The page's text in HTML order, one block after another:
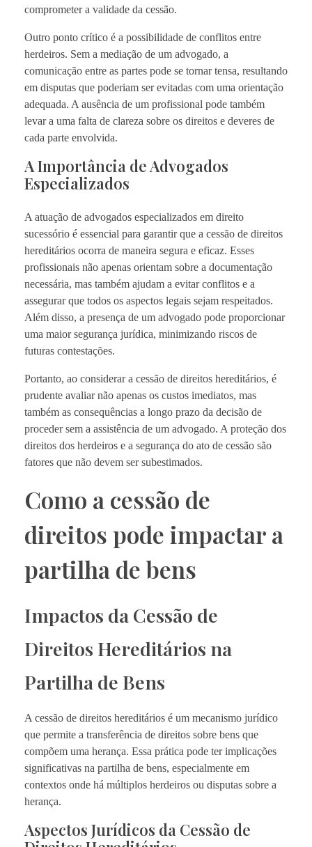
comprometer a validade da cessão.
Outro ponto crítico é a possibilidade de conflitos entre
herdeiros. Sem a mediação de um advogado, a
comunicação entre as partes pode se tornar tensa, resultando
em disputas que poderiam ser evitadas com uma orientação
adequada. A ausência de um profissional pode também
levar a uma falta de clareza sobre os direitos e deveres de
cada parte envolvida.
A Importância de Advogados
Especializados
A atuação de advogados especializados em direito
sucessório é essencial para garantir que a cessão de direitos
hereditários ocorra de maneira segura e eficaz. Esses
profissionais não apenas orientam sobre a documentação
necessária, mas também ajudam a evitar conflitos e a
assegurar que todos os aspectos legais sejam respeitados.
Além disso, a presença de um advogado pode proporcionar
uma maior segurança jurídica, minimizando riscos de
futuras contestações.
Portanto, ao considerar a cessão de direitos hereditários, é
prudente avaliar não apenas os custos imediatos, mas
também as consequências a longo prazo da decisão de
proceder sem a assistência de um advogado. A proteção dos
direitos dos herdeiros e a segurança do ato de cessão são
fatores que não devem ser subestimados.
Como a cessão de
direitos pode impactar a
partilha de bens
Impactos da Cessão de
Direitos Hereditários na
Partilha de Bens
A cessão de direitos hereditários é um mecanismo jurídico
que permite a transferência de direitos sobre bens que
compõem uma herança. Essa prática pode ter implicações
significativas na partilha de bens, especialmente em
contextos onde há múltiplos herdeiros ou disputas sobre a
herança.
Aspectos Jurídicos da Cessão de